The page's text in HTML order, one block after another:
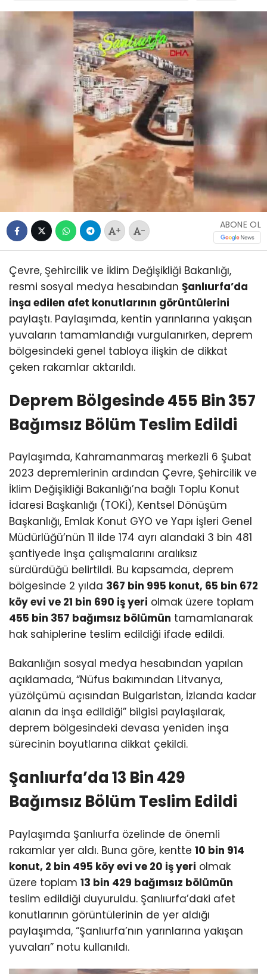
+ -
ABONE OL
Çevre, Şehircilik ve İklim Değişikliği Bakanlığı,
resmi sosyal medya hesabından Şanlıurfa’da
inşa edilen afet konutlarının görüntülerini
paylaştı. Paylaşımda, kentin yarınlarına yakışan
yuvaların tamamlandığı vurgulanırken, deprem
bölgesindeki genel tabloya ilişkin de dikkat
çeken rakamlar aktarıldı.
Deprem Bölgesinde 455 Bin 357
Bağımsız Bölüm Teslim Edildi
Paylaşımda, Kahramanmaraş merkezli 6 Şubat
2023 depremlerinin ardından Çevre, Şehircilik ve
İklim Değişikliği Bakanlığı’na bağlı Toplu Konut
İdaresi Başkanlığı (TOKİ), Kentsel Dönüşüm
Başkanlığı, Emlak Konut GYO ve Yapı İşleri Genel
Müdürlüğü’nün 11 ilde 174 ayrı alandaki 3 bin 481
şantiyede inşa çalışmalarını aralıksız
sürdürdüğü belirtildi. Bu kapsamda, deprem
bölgesinde 2 yılda 367 bin 995 konut, 65 bin 672
köy evi ve 21 bin 690 iş yeri olmak üzere toplam
455 bin 357 bağımsız bölümün tamamlanarak
hak sahiplerine teslim edildiği ifade edildi.
Bakanlığın sosyal medya hesabından yapılan
açıklamada, “Nüfus bakımından Litvanya,
yüzölçümü açısından Bulgaristan, İzlanda kadar
alanın da inşa edildiği” bilgisi paylaşılarak,
deprem bölgesindeki devasa yeniden inşa
sürecinin boyutlarına dikkat çekildi.
Şanlıurfa’da 13 Bin 429
Bağımsız Bölüm Teslim Edildi
Paylaşımda Şanlıurfa özelinde de önemli
rakamlar yer aldı. Buna göre, kentte 10 bin 914
konut, 2 bin 495 köy evi ve 20 iş yeri olmak
üzere toplam 13 bin 429 bağımsız bölümün
teslim edildiği duyuruldu. Şanlıurfa’daki afet
konutlarının görüntülerinin de yer aldığı
paylaşımda, “Şanlıurfa’nın yarınlarına yakışan
yuvaları” notu kullanıldı.